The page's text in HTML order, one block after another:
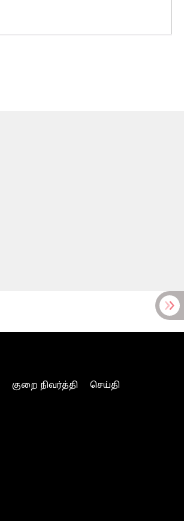
குறை நிவர்த்தி
செய்தி